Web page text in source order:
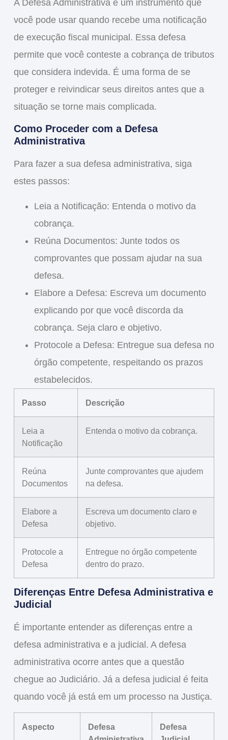
A Defesa Administrativaé um instrumento que
você pode usar quando recebe uma notificação
de execução fiscal municipal. Essa defesa
permite que você conteste a cobrança de tributos
que considera indevida. É uma forma de se
proteger e reivindicar seus direitos antes que a
situação se torne mais complicada.
Como Proceder com a Defesa
Administrativa
Para fazer a sua defesa administrativa, siga
estes passos:
Leia a Notificação: Entenda o motivo da
cobrança.
Reúna Documentos: Junte todos os
comprovantes que possam ajudar na sua
defesa.
Elabore a Defesa: Escreva um documento
explicando por que você discorda da
cobrança. Seja claro e objetivo.
Protocole a Defesa: Entregue sua defesa no
órgão competente, respeitando os prazos
estabelecidos.
Passo Descrição
Leia a
Notificação
Entenda o motivo da cobrança.
Reúna
Documentos
Junte comprovantes que ajudem
na defesa.
Elabore a
Defesa
Escreva um documento claro e
objetivo.
Protocole a
Defesa
Entregue no órgão competente
dentro do prazo.
Diferenças Entre Defesa Administrativa e
Judicial
É importante entender as diferenças entre a
defesa administrativa e a judicial. A defesa
administrativa ocorre antes que a questão
chegue ao Judiciário. Já a defesa judicial é feita
quando você já está em um processo na Justiça.
Aspecto
Defesa
Defesa